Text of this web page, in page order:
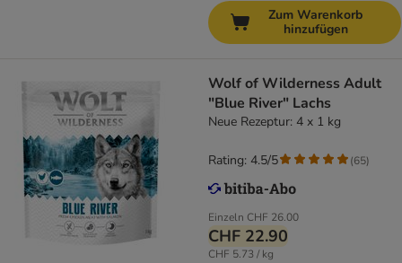
Zum Warenkorb
hinzufügen
Wolf of Wilderness Adult
"Blue River" Lachs
Neue Rezeptur: 4 x 1 kg
Einzeln CHF 26.00
CHF 22.90
CHF 5.73 / kg
Rating: 4.5/5 (65)